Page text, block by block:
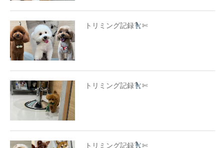
トリミング記録 ✄
トリミング記録 ✄
トリミング記録 ✄